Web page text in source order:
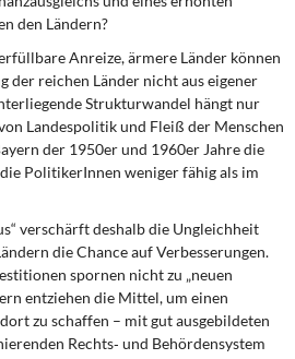
den Ländern?
Anreize, ärmere Länder können
der reichen Länder nicht aus eigener
Strukturwandel hängt nur
Landespolitik und Fleiß der Menschen
der 1950er und 1960er Jahre die
PolitikerInnen weniger fähig als im
verschärft deshalb die Ungleichheit
die Chance auf Verbesserungen.
spornen nicht zu „neuen
entziehen die Mittel, um einen
zu schaffen – mit gut ausgebildeten
Rechts‐ und Behördensystem